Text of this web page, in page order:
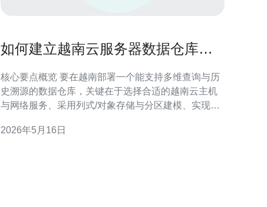
如何建立越南云服务器数据仓库满
核心要点概览 要在越南部署一个能支持多维查询与历
史溯源的数据仓库，关键在于选择合适的越南云主机
与网络服务、采用列式/对象存储与分区建模、实现可
优化查询性能。同时需要完善的运维与安全策略（含
2026年5月16日